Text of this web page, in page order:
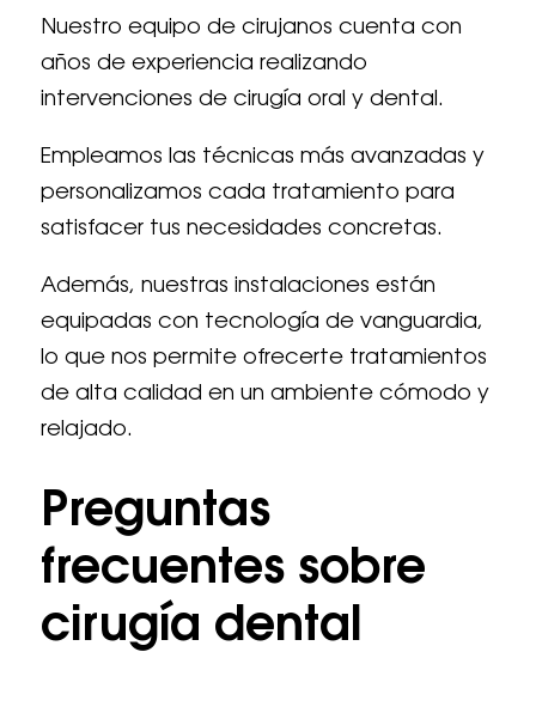
Nuestro equipo de cirujanos cuenta con
años de experiencia realizando
intervenciones de cirugía oral y dental.
Empleamos las técnicas más avanzadas y
personalizamos cada tratamiento para
satisfacer tus necesidades concretas.
Además, nuestras instalaciones están
equipadas con tecnología de vanguardia,
lo que nos permite ofrecerte tratamientos
de alta calidad en un ambiente cómodo y
relajado.
Preguntas
frecuentes sobre
cirugía dental